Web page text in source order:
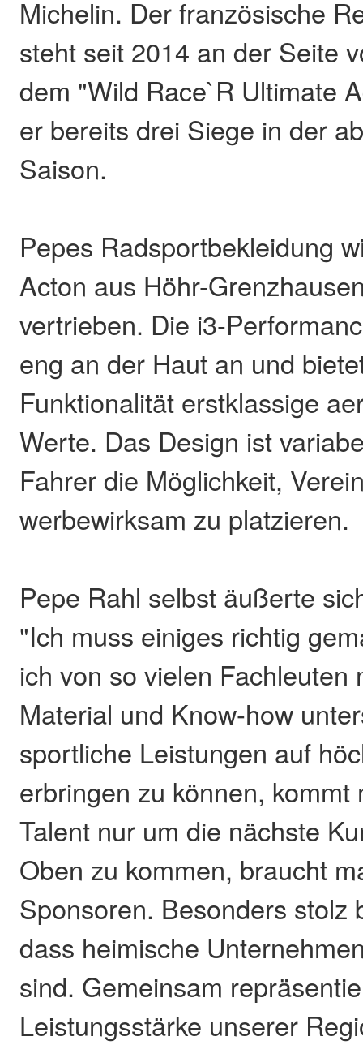
Michelin. Der französische
steht seit 2014 an der Seite
dem "Wild Race`R Ultimate
er bereits drei Siege in der
Saison.
Pepes Radsportbekleidung
Acton aus Höhr-
vertrieben. Die i3-
eng an der Haut an und
Funktionalität erstklassige
Werte. Das Design ist
Fahrer die Möglichkeit,
werbewirksam zu platzieren.
Pepe Rahl selbst äußerte
"Ich muss einiges richtig
ich von so vielen Fachleuten
Material und Know-how
sportliche Leistungen auf
erbringen zu können,
Talent nur um die nächste
Oben zu kommen, braucht
Sponsoren. Besonders stolz
dass heimische
sind. Gemeinsam
Leistungsstärke unserer